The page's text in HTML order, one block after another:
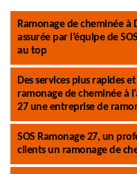
Ramonage de cheminée
assurée par l’équipe de
au top
Des services plus rapides
ramonage de cheminée à
27 une entreprise de
SOS Ramonage 27, un
clients un ramonage de